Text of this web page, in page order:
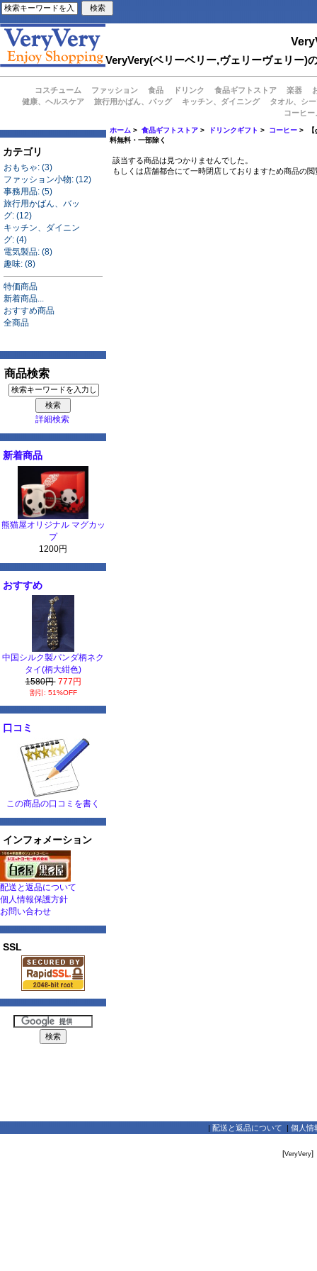
VeryVery(ベリーベリー,ヴェリーヴェリー)
コスチューム ファッション 食品 ドリンク 食品ギフトストア 楽器
健康、ヘルスケア
旅行用かばん、バッグ キッチン、ダイニング
タオル、シ
コーヒ
カテゴリ
おもちゃ: (3)
ファッション小物: (12)
事務用品: (5)
旅行用かばん、バッ
グ: (12)
キッチン、ダイニン
グ: (4)
電気製品: (8)
趣味: (8)
特価商品
新着商品...
おすすめ商品
全商品
商品検索
詳細検索
新着商品
熊猫屋オリジナル マグカッ
プ
1200円
おすすめ
中国シルク製パンダ柄ネク
タイ(柄大紺色)
1580円 777円
割引: 51%OFF
口コミ
この商品の口コミを書く
インフォメーション
配送と返品について
個人情報保護方針
お問い合わせ
SSL
ホーム >食品ギフトストア > ドリンクギフト > コーヒー > 【
料無料・一部除く
該当する商品は見つかりませんでした。
もしくは店舗都合にて一時閉店しておりますため商品の
| 配送と返品について | 個人情
[VeryVery]